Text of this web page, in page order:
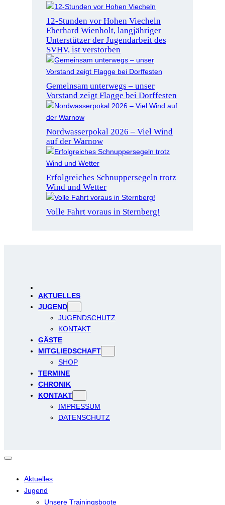
12-Stunden vor Hohen Viecheln
Eberhard Wienholt, langjähriger
Unterstützer der Jugendarbeit des
SVHV, ist verstorben
Gemeinsam unterwegs – unser
Vorstand zeigt Flagge bei Dorffesten
Nordwasserpokal 2026 – Viel Wind
auf der Warnow
Erfolgreiches Schnuppersegeln trotz
Wind und Wetter
Volle Fahrt voraus in Sternberg!
AKTUELLES
JUGEND
JUGENDSCHUTZ
KONTAKT
GÄSTE
MITGLIEDSCHAFT
SHOP
TERMINE
CHRONIK
KONTAKT
IMPRESSUM
DATENSCHUTZ
Aktuelles
Jugend
Unsere Trainingsboote